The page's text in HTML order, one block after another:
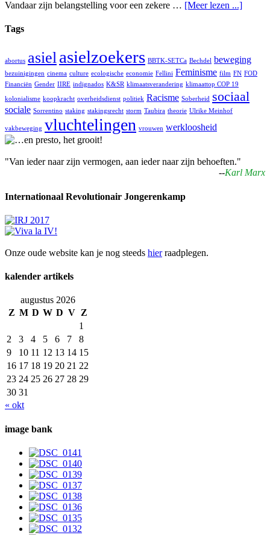
Vandaar zijn belangstelling voor een zekere … [Meer lezen ...]
Tags
abortus asielasielzoekers BBTK-SETCa Bechdel beweging
bezuinigingen cinema culture ecologische economie Fellini Feminisme film FN FOD
Financiën Gender IIRE indignados K&SR klimaatsverandering klimaattop COP 19
kolonialisme koopkracht overheidsdienst politiek Racisme Soberheid sociaal
sociale Sorrentino staking stakingsrecht storm Taubira theorie Ulrike Meinhof
vakbeweging vluchtelingen vrouwen werkloosheid
"Van ieder naar zijn vermogen, aan ieder naar zijn behoeften."
--Karl Marx
Internationaal Revolutionair Jongerenkamp
Onze oude website kan je nog steeds hierraadplegen.
kalender artikels
augustus 2026
Z M D W D V Z
1
2
3 4 5 6 7
8
9
10 11 12 13 14 15
16 17 18 19 20 21 22
23 24 25 26 27 28 29
30 31
« okt
image bank